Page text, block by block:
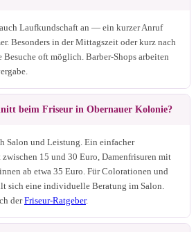
Laufkundschaft an — ein kurzer Anruf
Besonders in der Mittagszeit oder kurz nach
Besuche oft möglich. Barber-Shops arbeiten
beim Friseur in Obernauer Kolonie?
Salon und Leistung. Ein einfacher
15 und 30 Euro, Damenfrisuren mit
ab etwa 35 Euro. Für Colorationen und
sich eine individuelle Beratung im Salon.
derFriseur-Ratgeber.